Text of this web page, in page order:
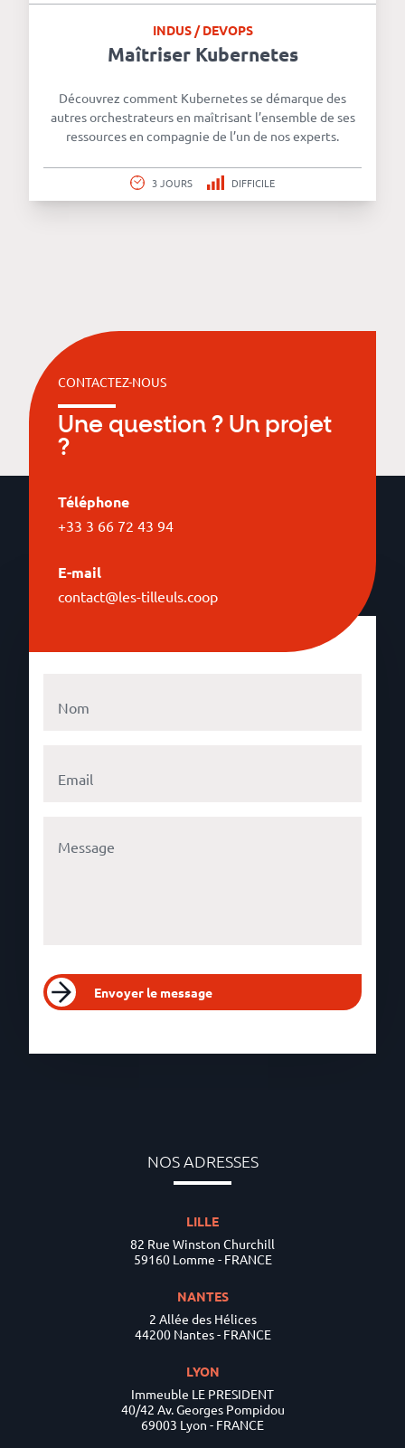
INDUS / DEVOPS
Maîtriser Kubernetes
Découvrez comment Kubernetes se démarque des
autres orchestrateurs en maîtrisant l’ensemble de ses
ressources en compagnie de l’un de nos experts.
3 JOURS DIFFICILE
CONTACTEZ-NOUS
Une question ? Un projet
?
Téléphone
+33 3 66 72 43 94
E-mail
contact@les-tilleuls.coop
Envoyer le message
NOS ADRESSES
LILLE
82 Rue Winston Churchill
59160 Lomme - FRANCE
NANTES
2 Allée des Hélices
44200 Nantes - FRANCE
LYON
Immeuble LE PRESIDENT
40/42 Av. Georges Pompidou
69003 Lyon - FRANCE